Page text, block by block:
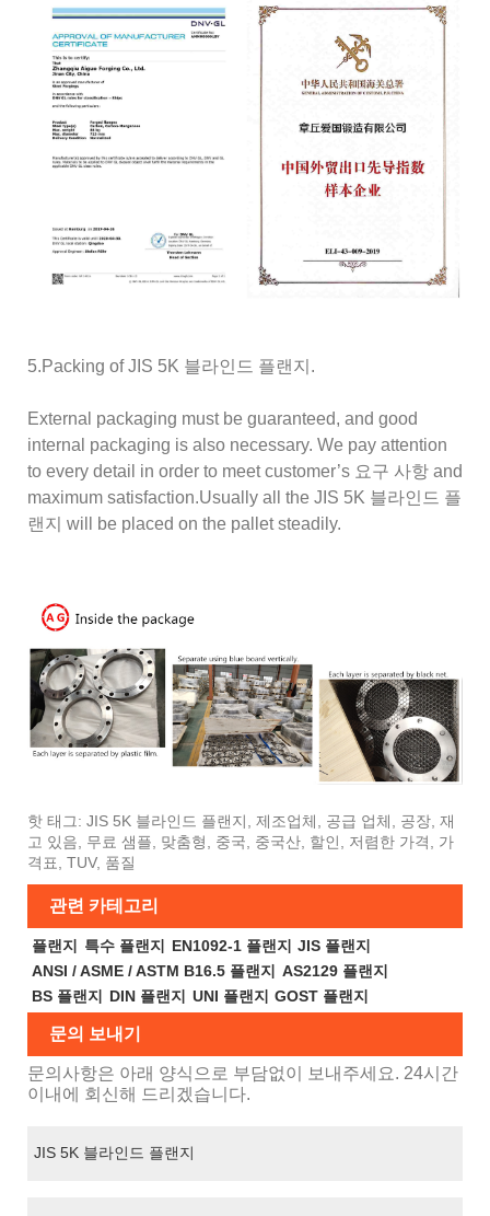
5.Packing of JIS 5K 블라인드 플랜지.
External packaging must be guaranteed, and good
internal packaging is also necessary. We pay attention
to every detail in order to meet customer’s 요구 사항 and
maximum satisfaction.Usually all the JIS 5K 블라인드 플
랜지 will be placed on the pallet steadily.
핫 태그: JIS 5K 블라인드 플랜지, 제조업체, 공급 업체, 공장, 재
고 있음, 무료 샘플, 맞춤형, 중국, 중국산, 할인, 저렴한 가격, 가
격표, TUV, 품질
관련 카테고리
플랜지 특수 플랜지 EN1092-1 플랜지 JIS 플랜지
ANSI / ASME / ASTM B16.5 플랜지
AS2129 플랜지
BS 플랜지
DIN 플랜지 UNI 플랜지 GOST 플랜지
문의 보내기
문의사항은 아래 양식으로 부담없이 보내주세요. 24시간
이내에 회신해 드리겠습니다.